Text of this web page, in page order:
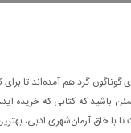
گرد هم آمده‌اند تا
که کتابی که خریده
خلق آرمان‌شهری ادبی،